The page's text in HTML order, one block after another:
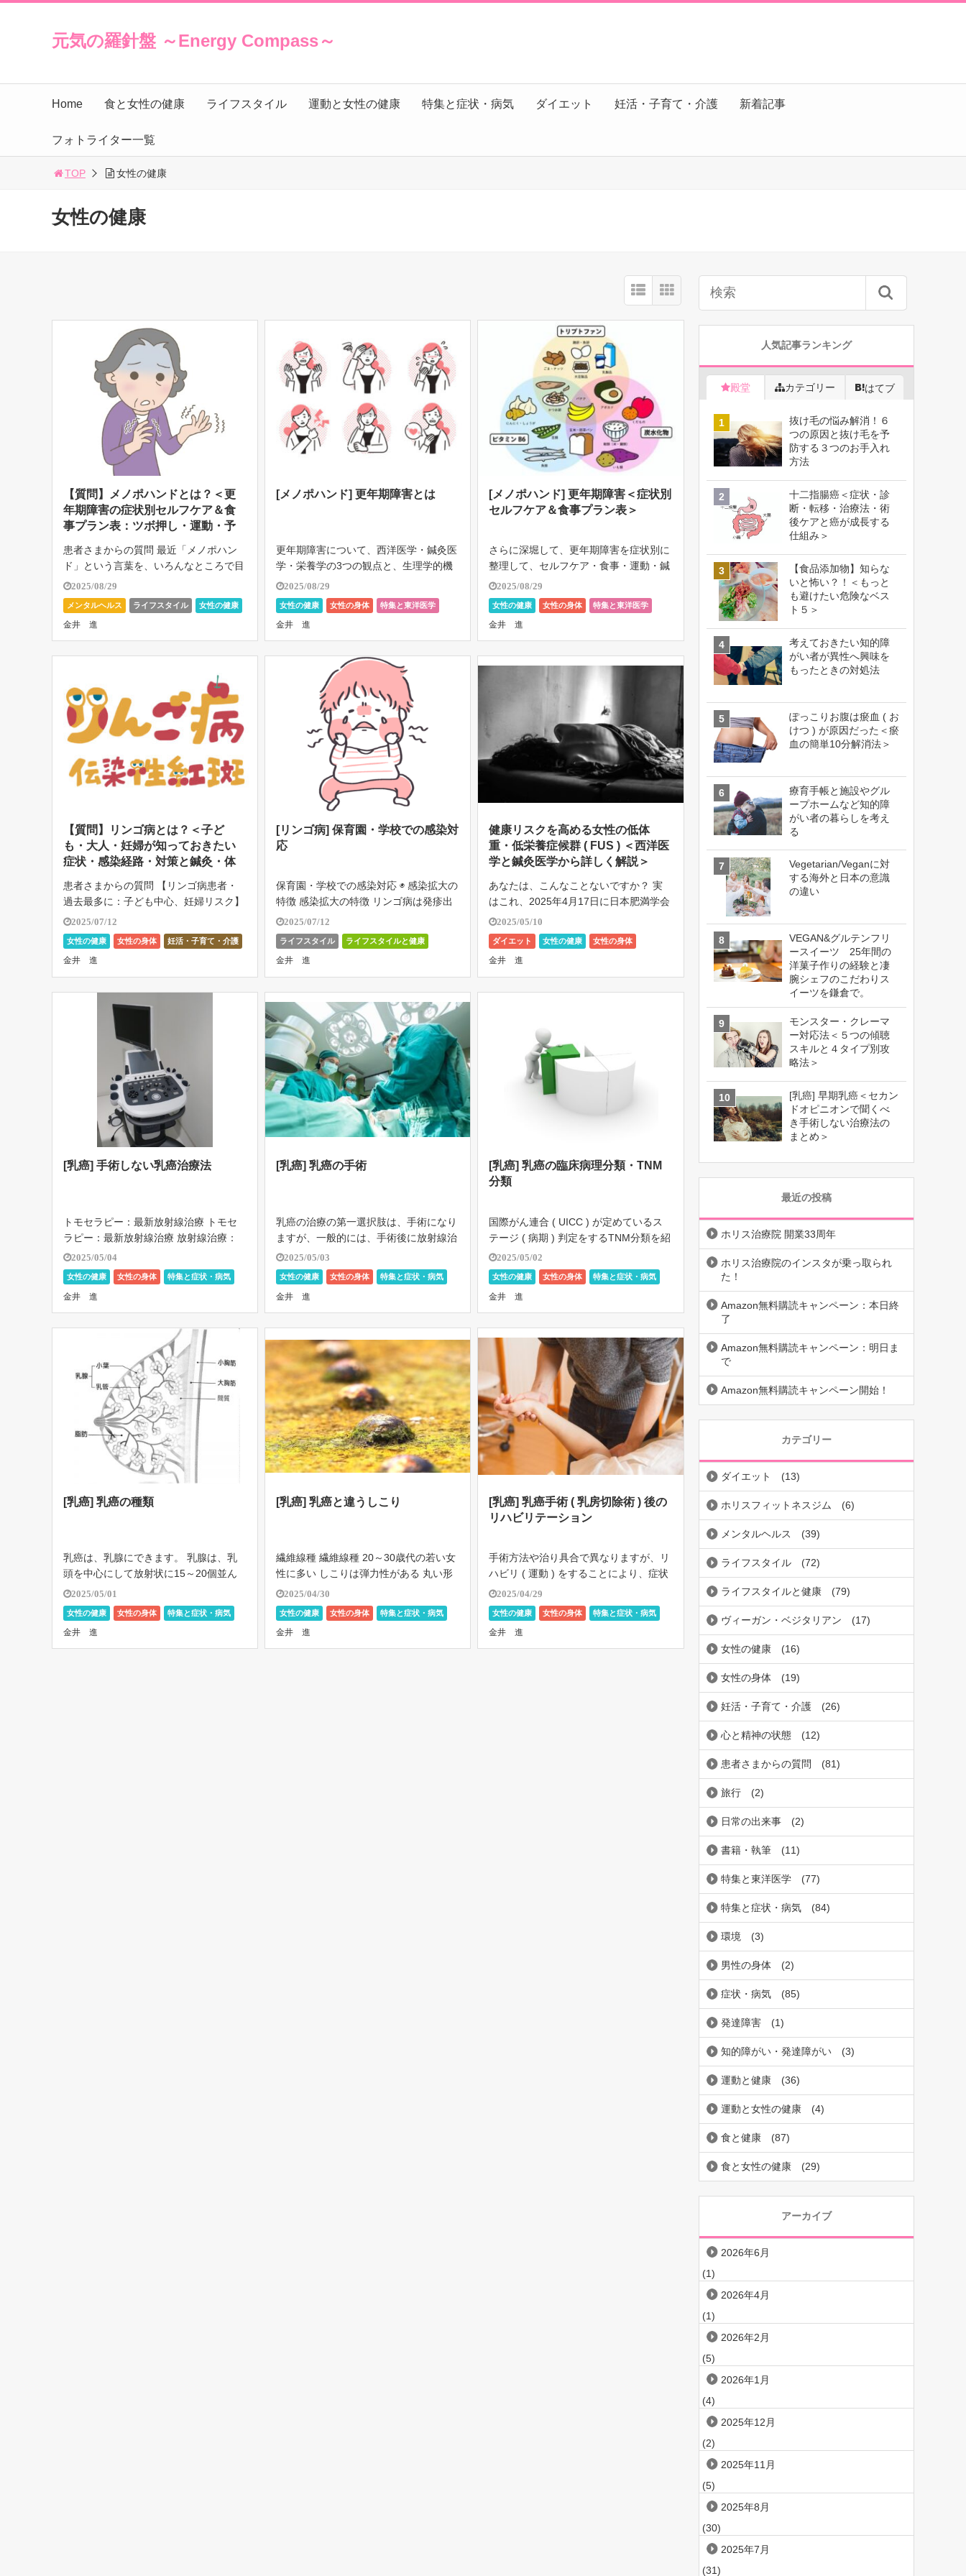
元気の羅針盤 ～Energy Compass～
Home 食と女性の健康 ライフスタイル 運動と女性の健康 特集と症状・病気 ダイエット 妊活・子育て・介護 新着記事
フォトライター一覧
TOP 女性の健康
女性の健康
【質問】メノポハンドとは？＜更
年期障害の症状別セルフケア＆食
事プラン表：ツボ押し・運動・予
患者さまからの質問 最近「メノポハン
ド」という言葉を、いろんなところで目
にします。 メノポハンドとはどんな病
気ですか？ どんな人がなりやすい？ 前
兆はある？ 治療法・対処法・予防法
は？ 完治する？ 回答 ご質問ありがとう
[…]
2025/08/29
メンタルヘルス ライフスタイル 女性の健康
女性の身体
特集と東洋医学 運動と女性の健康
金井 進
[メノポハンド] 更年期障害とは
更年期障害について、西洋医学・鍼灸医
学・栄養学の3つの観点と、生理学的機
序を加えて詳しくお伝えします。 「メ
ノポハンド」も更年期障害の一部として
起こりうるので、ここを理解しておくと
全体像が見やすくなります。 更年期障
害 […]
2025/08/29
女性の健康 女性の身体 特集と東洋医学
運動と女性の健康
金井 進
[メノポハンド] 更年期障害＜症状別
セルフケア＆食事プラン表＞
さらに深堀して、更年期障害を症状別に
整理して、セルフケア・食事・運動・鍼
灸セルフツボをまとめた実用的なプラン
表を考えてみました。 ホットフラッシ
ュ・発汗 症状 ホットフラッシュ・発汗
セルフケア 冷却タオルや扇子を携帯。
[…]
2025/08/29
女性の健康 女性の身体 特集と東洋医学
運動と女性の健康
金井 進
【質問】リンゴ病とは？＜子ど
も・大人・妊婦が知っておきたい
症状・感染経路・対策と鍼灸・体
患者さまからの質問 【リンゴ病患者・
過去最多に：子ども中心、妊婦リスク】
と言う記事を読みました。 リンゴ病っ
てなんですか？ 子どもが罹るイメージ
があります。 大人も罹りますか？ 感染
経路は？ 後遺症ってある？ 対策と予防
[…]
2025/07/12
女性の健康 女性の身体 妊活・子育て・介護
患者さまからの質問
症状・病気
金井 進
[リンゴ病] 保育園・学校での感染対
応
保育園・学校での感染対応 ◉ 感染拡大の
特徴 感染拡大の特徴 リンゴ病は発疹出
現前 ( 潜伏期後半 ) に最も感染力が強い
発疹が出た時点では、すでに感染力はほ
ぼ消失しているため、発疹があっても登
園・登校制限の対象外 ◉ […]
2025/07/12
ライフスタイル ライフスタイルと健康
女性の健康
金井 進
健康リスクを高める女性の低体
重・低栄養症候群 ( FUS ) ＜西洋医
学と鍼灸医学から詳しく解説＞
あなたは、こんなことないですか？ 実
はこれ、2025年4月17日に日本肥満学会
が新たな疾患として位置付ける方針を発
表した低体重・低栄養症候群 ( FUS ) の
可能性がある症状です。 日本の20代女
性の20%前後が、BM […]
2025/05/10
ダイエット 女性の健康 女性の身体
特集と東洋医学
金井 進
[乳癌] 手術しない乳癌治療法
トモセラピー：最新放射線治療 トモセ
ラピー：最新放射線治療 放射線治療：
癌病巣だけを狙える 副作用が少なくな
った 複数の癌にも同時に放射線を当て
ることが可能 今までの放射線治療は、
癌細胞にだけ放射線をかけることが難し
かっ […]
2025/05/04
女性の健康 女性の身体 特集と症状・病気
金井 進
[乳癌] 乳癌の手術
乳癌の治療の第一選択肢は、手術になり
ますが、一般的には、手術後に放射線治
療を行い、そのあとに薬物治療を行いま
す。 局所治療として、手術と放射線治
療があります。 全身治療として、薬物
療法 ( ホルモン療法、化学療法、分子標
[…]
2025/05/03
女性の健康 女性の身体 特集と症状・病気
金井 進
[乳癌] 乳癌の臨床病理分類・TNM
分類
国際がん連合 ( UICC ) が定めているス
テージ ( 病期 ) 判定をするTNM分類を紹
介します。 Ｔ ( Tumor ) 原発腫瘍、つま
り癌が最初に発生した部位で、どれだけ
浸潤増殖しているかをT1～T4に分けま
す。 […]
2025/05/02
女性の健康 女性の身体 特集と症状・病気
金井 進
[乳癌] 乳癌の種類
乳癌は、乳腺にできます。 乳腺は、乳
頭を中心にして放射状に15～20個並ん
でいます。 乳癌の約90％は、乳管にで
きる乳管癌から発生します。 約5～15％
は、小葉にできる小葉癌です。 早期癌
は、一般的には、癌の大きさが1㎝ […]
2025/05/01
女性の健康 女性の身体 特集と症状・病気
金井 進
[乳癌] 乳癌と違うしこり
繊維線種 繊維線種 20～30歳代の若い女
性に多い しこりは弾力性がある 丸い形
指で押すと動く こぶし大まで大きくな
る人もいる 痛みは無い 20～30歳代の若
い女性に多く、しこりは弾力性があり、
丸い形で、指で押すと動く […]
2025/04/30
女性の健康 女性の身体 特集と症状・病気
金井 進
[乳癌] 乳癌手術 ( 乳房切除術 ) 後の
リハビリテーション
手術方法や治り具合で異なりますが、リ
ハビリ ( 運動 ) をすることにより、症状
を早く回復することが出来ます。 手術
翌日から 指の運動 指の運動 じゃんけん
( グーチョキパー ) の動き 手の平を開い
たり閉じたりする […]
2025/04/29
女性の健康 女性の身体 特集と症状・病気
金井 進
人気記事ランキング
殿堂 カテゴリー はてブ
抜け毛の悩み解消！６
つの原因と抜け毛を予
防する３つのお手入れ
方法
十二指腸癌＜症状・診
断・転移・治療法・術
後ケアと癌が成長する
仕組み＞
【食品添加物】知らな
いと怖い？！＜もっと
も避けたい危険なベス
ト５＞
考えておきたい知的障
がい者が異性へ興味を
もったときの対処法
ぽっこりお腹は瘀血 ( お
けつ ) が原因だった＜瘀
血の簡単10分解消法＞
療育手帳と施設やグル
ープホームなど知的障
がい者の暮らしを考え
る
Vegetarian/Veganに対
する海外と日本の意識
の違い
VEGAN&グルテンフリ
ースイーツ 25年間の
洋菓子作りの経験と凄
腕シェフのこだわりス
イーツを鎌倉で。
モンスター・クレーマ
ー対応法＜５つの傾聴
スキルと４タイプ別攻
略法＞
[乳癌] 早期乳癌＜セカン
ドオピニオンで聞くべ
き手術しない治療法の
まとめ＞
最近の投稿
ホリス治療院 開業33周年
ホリス治療院のインスタが乗っ取られ
た！
Amazon無料購読キャンペーン：本日終
了
Amazon無料購読キャンペーン：明日ま
で
Amazon無料購読キャンペーン開始！
カテゴリー
ダイエット (13)
ホリスフィットネスジム (6)
メンタルヘルス (39)
ライフスタイル (72)
ライフスタイルと健康 (79)
ヴィーガン・ベジタリアン (17)
女性の健康 (16)
女性の身体 (19)
妊活・子育て・介護 (26)
心と精神の状態 (12)
患者さまからの質問 (81)
旅行 (2)
日常の出来事 (2)
書籍・執筆 (11)
特集と東洋医学 (77)
特集と症状・病気 (84)
環境 (3)
男性の身体 (2)
症状・病気 (85)
発達障害 (1)
知的障がい・発達障がい (3)
運動と健康 (36)
運動と女性の健康 (4)
食と健康 (87)
食と女性の健康 (29)
アーカイブ
2026年6月
(1)
2026年4月
(1)
2026年2月
(5)
2026年1月
(4)
2025年12月
(2)
2025年11月
(5)
2025年8月
(30)
2025年7月
(31)